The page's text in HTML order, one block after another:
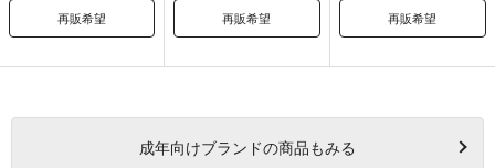
再販希望 再販希望 再販希望
成年向けブランドの商品もみる